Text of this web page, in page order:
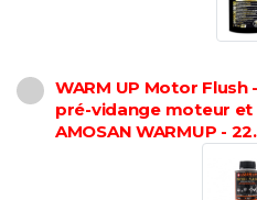
WARM UP Motor
pré-vidange moteur
AMOSAN WARMUP -